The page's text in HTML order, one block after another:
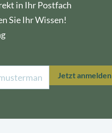
in Ihr Postfach
Sie Ihr Wissen!
Jetzt anmelden